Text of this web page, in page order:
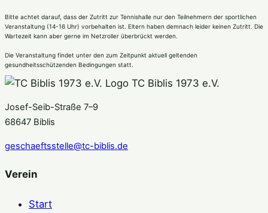
Bitte achtet darauf, dass der Zutritt zur Tennishalle nur den Teilnehmern der sportlichen
Veranstaltung (14-16 Uhr) vorbehalten ist. Eltern haben demnach leider keinen Zutritt. Die
Wartezeit kann aber gerne im Netzroller überbrückt werden.
Die Veranstaltung findet unter den zum Zeitpunkt aktuell geltenden
gesundheitsschützenden Bedingungen statt.
TC Biblis 1973 e.V.
Josef-Seib-Straße 7–9
68647 Biblis
geschaeftsstelle@tc-biblis.de
Verein
Start